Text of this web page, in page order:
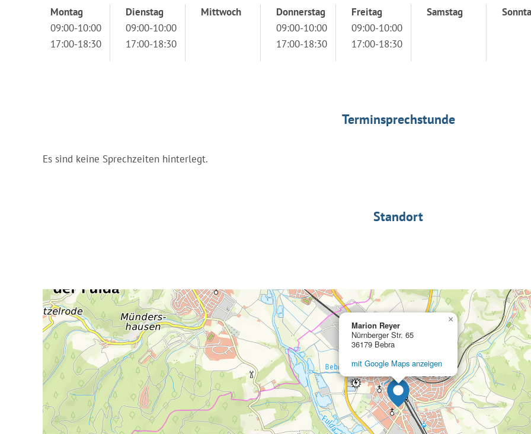
Montag
09:00-10:00
17:00-18:30
Dienstag
09:00-10:00
17:00-18:30
Mittwoch
Donnerstag
09:00-10:00
17:00-18:30
Freitag
09:00-10:00
17:00-18:30
Samstag
Terminsprechstunde
Es sind keine Sprechzeiten hinterlegt.
Standort
Marion Reyer
Nürnberger Str. 65
36179 Bebra
mit Google Maps anzeigen
×